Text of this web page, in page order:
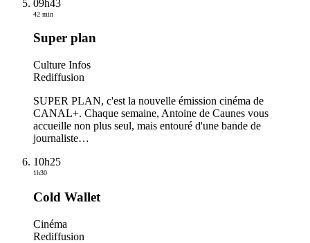
09h43
42 min
Super plan
Culture Infos
Rediffusion
SUPER PLAN, c'est la nouvelle émission cinéma de
CANAL+. Chaque semaine, Antoine de Caunes vous
accueille non plus seul, mais entouré d'une bande de
journaliste…
10h25
1h30
Cold Wallet
Cinéma
Rediffusion